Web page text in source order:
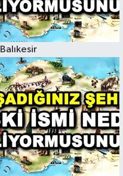
Balıkesir